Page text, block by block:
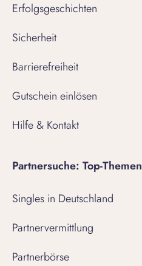
Erfolgsgeschichten
Sicherheit
Barrierefreiheit
Gutschein einlösen
Hilfe & Kontakt
Partnersuche: Top-Themen
Singles in Deutschland
Partnervermittlung
Partnerbörse